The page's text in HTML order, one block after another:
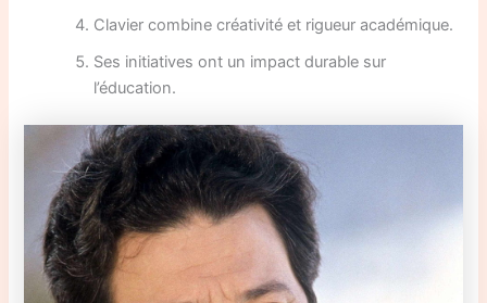
Clavier combine créativité et rigueur académique.
Ses initiatives ont un impact durable sur
l’éducation.